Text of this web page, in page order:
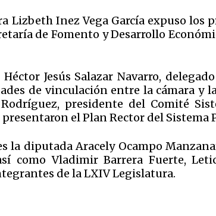
Lizbeth Inez Vega García expuso los
de Fomento y Desarrollo
Jesús Salazar Navarro,
de vinculación entre la cámara y
Rodríguez, presidente del Comité
el Plan Rector del Sistema
la diputada Aracely Ocampo
como Vladimir Barrera Fuerte,
de la LXIV Legislatura.